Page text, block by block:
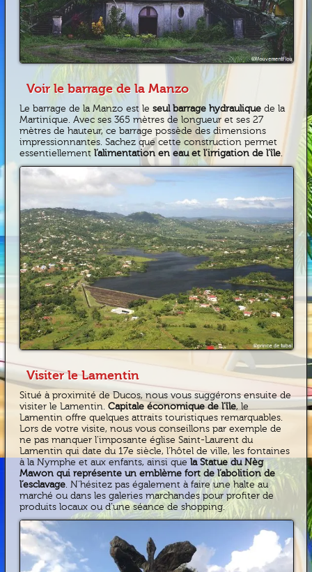
Voir le barrage de la Manzo
Le barrage de la Manzo est le seul barrage hydraulique de la
Martinique. Avec ses 365 mètres de longueur et ses 27
mètres de hauteur, ce barrage possède des dimensions
impressionnantes. Sachez que cette construction permet
essentiellementl’alimentation en eau et l’irrigation de l’île.
Visiter le Lamentin
Situé à proximité de Ducos, nous vous suggérons ensuite de
visiter le Lamentin.Capitale économique de l’île, le
Lamentin offre quelques attraits touristiques remarquables.
Lors de votre visite, nous vous conseillons par exemple de
ne pas manquer l’imposante église Saint-Laurent du
Lamentin qui date du 17e siècle, l’hôtel de ville, les fontaines
à la Nymphe et aux enfants, ainsi quela Statue du Nèg
Mawon qui représente un emblème fort de l’abolition de
l’esclavage. N’hésitez pas également à faire une halte au
marché ou dans les galeries marchandes pour profiter de
produits locaux ou d’une séance de shopping.